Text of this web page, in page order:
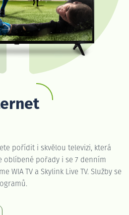
pořídit i skvělou televizi, která
oblíbené pořady i se 7 denním
WIA TV a Skylink Live TV. Služby se